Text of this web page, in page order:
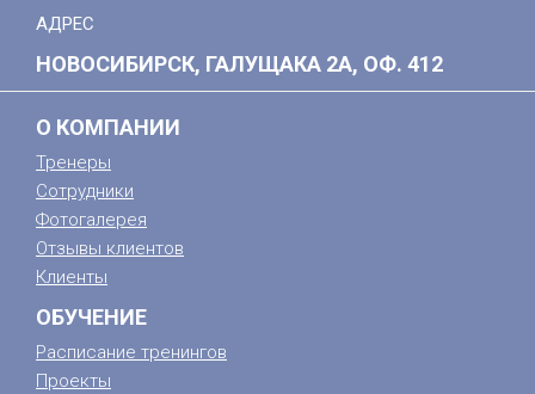
АДРЕС
НОВОСИБИРСК, ГАЛУЩАКА 2А, ОФ. 412
О КОМПАНИИ
Тренеры
Сотрудники
Фотогалерея
Отзывы клиентов
Клиенты
ОБУЧЕНИЕ
Расписание тренингов
Проекты